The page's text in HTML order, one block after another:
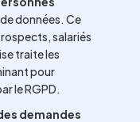
données. Ce
salariés
traite les
pour
le RGPD.
demandes